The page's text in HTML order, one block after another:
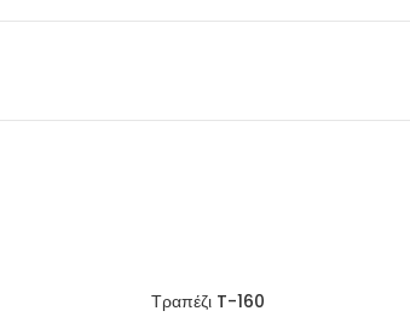
Τραπέζι T-160